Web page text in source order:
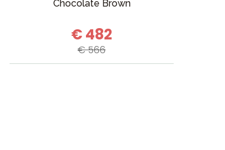
Chocolate Brown
€ 482
€ 566